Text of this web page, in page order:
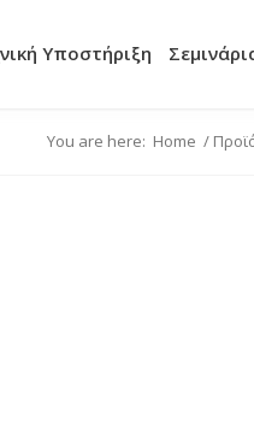
Υποστήριξη
You are here: Home /